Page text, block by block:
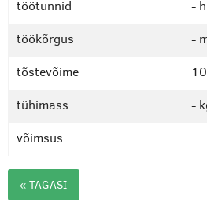
töötunnid
- h
töökõrgus
-
tõstevõime
tühimass
-
võimsus
« TAGASI